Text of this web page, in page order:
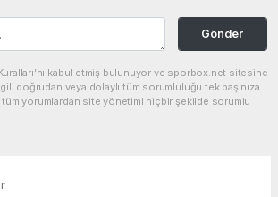
Gönder
kabul etmiş bulunuyor ve sporbox.net sitesine
doğrudan veya dolaylı tüm sorumluluğu tek başınıza
tüm yorumlardan site yönetimi hiçbir şekilde sorumlu